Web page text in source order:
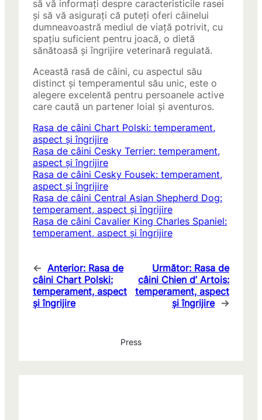
să vă informați despre caracteristicile rasei
și să vă asigurați că puteți oferi câinelui
dumneavoastră mediul de viață potrivit, cu
spațiu suficient pentru joacă, o dietă
sănătoasă și îngrijire veterinară regulată.
Această rasă de câini, cu aspectul său
distinct și temperamentul său unic, este o
alegere excelentă pentru persoanele active
care caută un partener loial și aventuros.
Rasa de câini Chart Polski: temperament,
aspect și îngrijire
Rasa de câini Cesky Terrier: temperament,
aspect și îngrijire
Rasa de câini Cesky Fousek: temperament,
aspect și îngrijire
Rasa de câini Central Asian Shepherd Dog:
temperament, aspect și îngrijire
Rasa de câini Cavalier King Charles Spaniel:
temperament, aspect și îngrijire
← Anterior: Rasa de
câini Chart Polski:
temperament, aspect
și îngrijire
Următor: Rasa de
câini Chien d’ Artois:
temperament, aspect
și îngrijire →
Press